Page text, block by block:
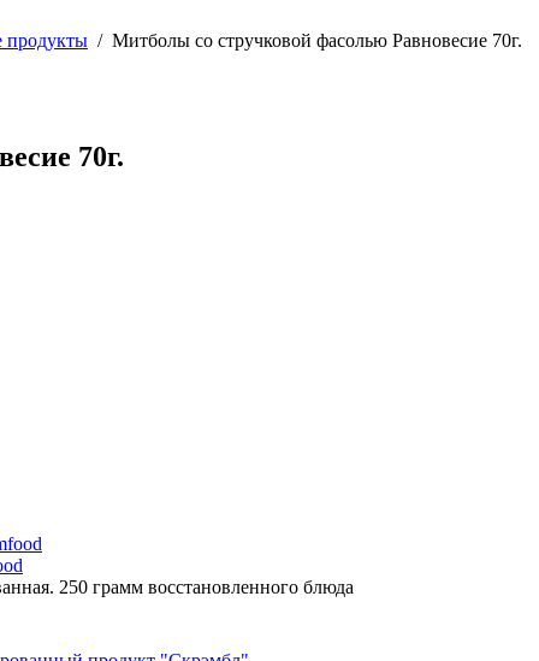
/ Митболы со стручковой фасолью Равновесие 70г.
70г.
250 грамм восстановленного блюда